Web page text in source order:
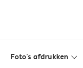
Foto's afdrukken slim_arrow_down